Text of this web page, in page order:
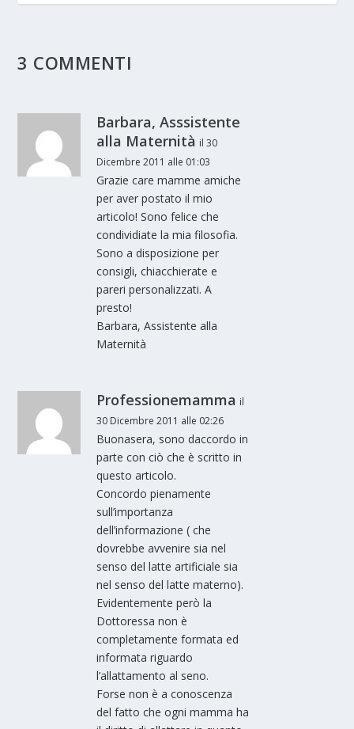
3 COMMENTI
Barbara, Asssistente
alla Maternità il 30
Dicembre 2011 alle 01:03
Grazie care mamme amiche
per aver postato il mio
articolo! Sono felice che
condividiate la mia filosofia.
Sono a disposizione per
consigli, chiacchierate e
pareri personalizzati. A
presto!
Barbara, Assistente alla
Maternità
Professionemamma il
30 Dicembre 2011 alle 02:26
Buonasera, sono daccordo in
parte con ciò che è scritto in
questo articolo.
Concordo pienamente
sull’importanza
dell’informazione ( che
dovrebbe avvenire sia nel
senso del latte artificiale sia
nel senso del latte materno).
Evidentemente però la
Dottoressa non è
completamente formata ed
informata riguardo
l’allattamento al seno.
Forse non è a conoscenza
del fatto che ogni mamma ha